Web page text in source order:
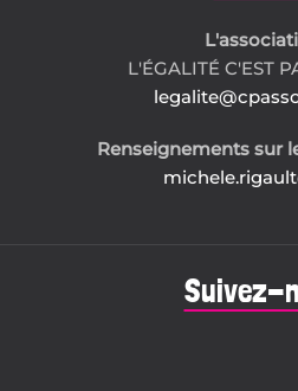
L'ÉGALITÉ C'EST
Renseignements sur
Suivez-